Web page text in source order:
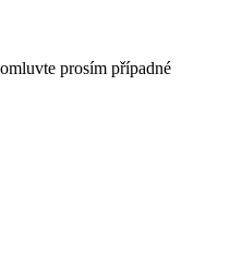
prosím případné